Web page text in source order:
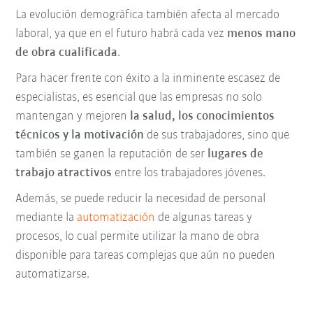
La evolución demográfica también afecta al mercado
laboral, ya que en el futuro habrá cada vez menos mano
de obra cualificada.
Para hacer frente con éxito a la inminente escasez de
especialistas, es esencial que las empresas no solo
mantengan y mejoren la salud, los conocimientos
técnicos y la motivación de sus trabajadores, sino que
también se ganen la reputación de ser lugares de
trabajo atractivos entre los trabajadores jóvenes.
Además, se puede reducir la necesidad de personal
mediante la automatización de algunas tareas y
procesos, lo cual permite utilizar la mano de obra
disponible para tareas complejas que aún no pueden
automatizarse.